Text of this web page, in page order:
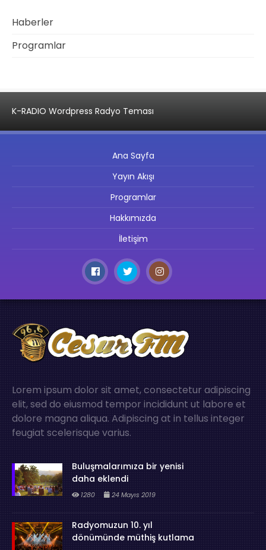
Haberler
Programlar
K-RADIO Wordpress Radyo Teması
Ana Sayfa
Yayın Akışı
Programlar
Hakkımızda
İletişim
Lorem ipsum dolor sit amet, consectetur adipiscing
elit, sed do eiusmod tempor incididunt ut labore et
dolore magna aliqua. Adipiscing at in tellus integer
feugiat scelerisque varius.
Buluşmalarımıza bir yenisi
daha eklendi
1280 24 Mayıs 2019
Radyomuzun 10. yıl
dönümünde müthiş kutlama